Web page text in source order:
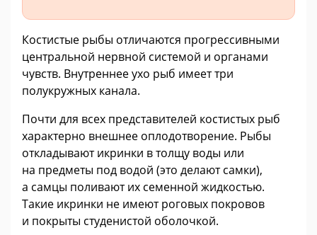
Костистые рыбы отличаются прогрессивными
центральной нервной системой и органами
чувств. Внутреннее ухо рыб имеет три
полукружных канала.
Почти для всех представителей костистых рыб
характерно внешнее оплодотворение. Рыбы
откладывают икринки в толщу воды или
на предметы под водой (это делают самки),
а самцы поливают их семенной жидкостью.
Такие икринки не имеют роговых покровов
и покрыты студенистой оболочкой.